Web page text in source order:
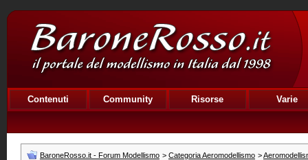
Contenuti Community Risorse Varie
BaroneRosso.it - Forum Modellismo > Categoria Aeromodellismo >